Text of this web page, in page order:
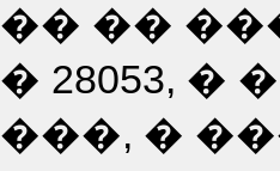
��
28053,
�